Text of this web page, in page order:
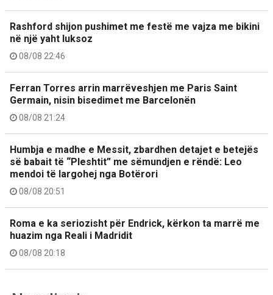
Rashford shijon pushimet me festë me vajza me bikini
në një yaht luksoz
08/08 22:46
Ferran Torres arrin marrëveshjen me Paris Saint
Germain, nisin bisedimet me Barcelonën
08/08 21:24
Humbja e madhe e Messit, zbardhen detajet e betejës
së babait të “Pleshtit” me sëmundjen e rëndë: Leo
mendoi të largohej nga Botërori
08/08 20:51
Roma e ka seriozisht për Endrick, kërkon ta marrë me
huazim nga Reali i Madridit
08/08 20:18